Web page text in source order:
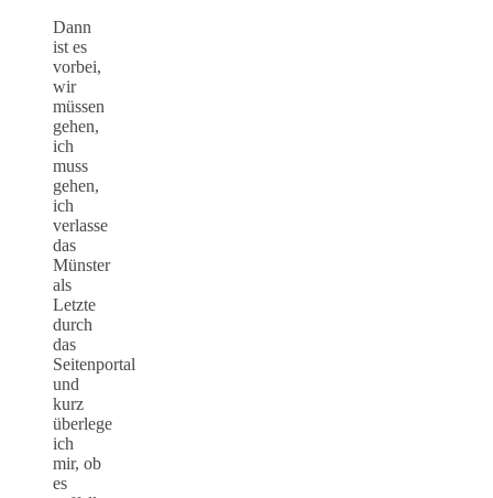
Dann
ist es
vorbei,
wir
müssen
gehen,
ich
muss
gehen,
ich
verlasse
das
Münster
als
Letzte
durch
das
Seitenportal
und
kurz
überlege
ich
mir, ob
es